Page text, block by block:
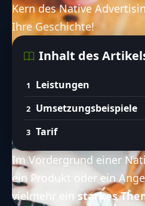
Kern des Native
Ihre Geschichte!
Inhalt des
Leistungen
Umsetzungsbeispiele
Tarif
Im Vordergrund einer
ein Produkt oder ein
vielmehr ein starkes